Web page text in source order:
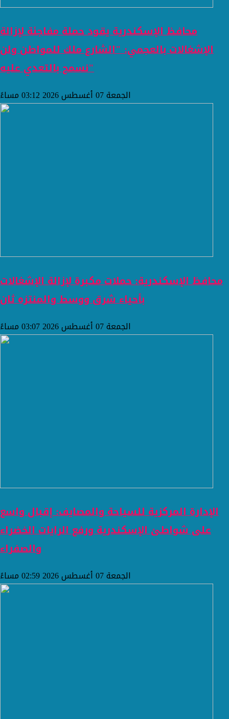
محافظ الإسكندرية يقود حملة مفاجئة لإزالة
الإشغالات بالعجمي: "الشارع ملك للمواطن ولن
نسمح بالتعدي عليه"
الجمعة 07 أغسطس 2026 03:12 مساءً
محافظ الإسكندرية: حملات مكبرة لإزالة الإشغالات
بأحياء شرق ووسط والمنتزه ثان
الجمعة 07 أغسطس 2026 03:07 مساءً
الإدارة المركزية للسياحة والمصايف: إقبال واسع
على شواطئ الإسكندرية ورفع الرايات الخضراء
والصفراء
الجمعة 07 أغسطس 2026 02:59 مساءً